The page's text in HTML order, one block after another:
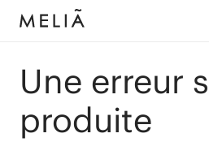
Une erreur
produite